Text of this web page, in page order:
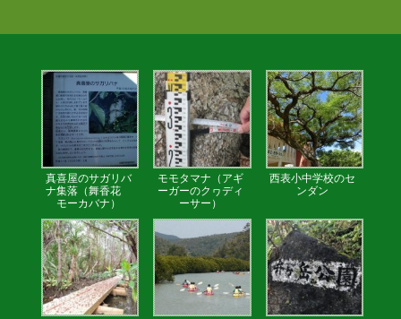
真喜屋のサガリバ
ナ集落（舞香花
モーカバナ）
モモタマナ（アギ
ーガーのクヮディ
ーサー）
西表小中学校のセ
ンダン